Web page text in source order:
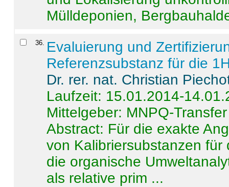
Mülldeponien,
36. Evaluierung und
Referenzsubstanz für die
Dr. rer. nat. Christian
Laufzeit: 15.01.2014-
Mittelgeber: MNPQ-Transfer
Abstract: Für die exakte
von Kalibriersubstanzen
die organische
als relative prim ...